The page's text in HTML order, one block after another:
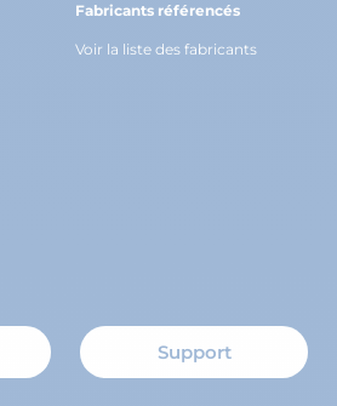
Fabricants référencés
Voir la liste des fabricants
Support